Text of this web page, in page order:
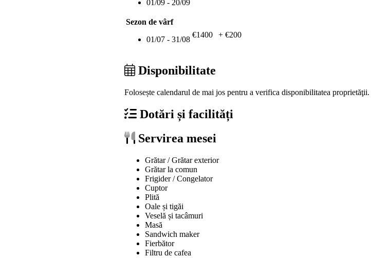
01/09 - 20/09
Sezon de vârf
01/07 - 31/08
€1400 + €200
Disponibilitate
Folosește calendarul de mai jos pentru a verifica disponibilitatea proprietăţii.
Dotări și facilități
Servirea mesei
Grătar / Grătar exterior
Grătar la comun
Frigider / Congelator
Cuptor
Plită
Oale și tigăi
Veselă și tacâmuri
Masă
Sandwich maker
Fierbător
Filtru de cafea